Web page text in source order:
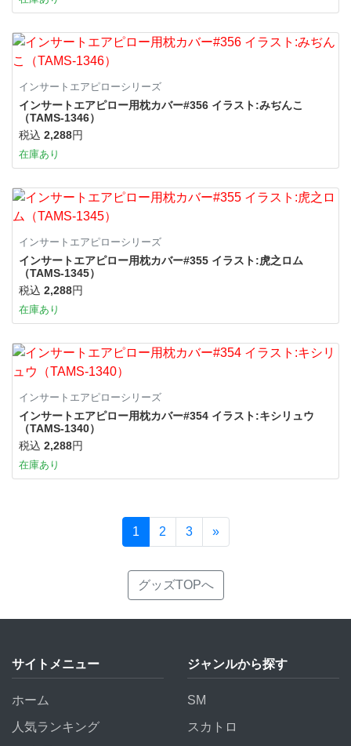
インサートエアピローシリーズ
インサートエアピロー用枕カバー#356 イラスト:みぢんこ
（TAMS-1346）
税込 2,288円
在庫あり
インサートエアピローシリーズ
インサートエアピロー用枕カバー#355 イラスト:虎之ロム
（TAMS-1345）
税込 2,288円
在庫あり
インサートエアピローシリーズ
インサートエアピロー用枕カバー#354 イラスト:キシリュウ
（TAMS-1340）
税込 2,288円
在庫あり
1 2 3 »
グッズTOPへ
サイトメニュー
ホーム
人気ランキング
ジャンルから探す
SM
スカトロ